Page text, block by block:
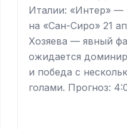
Италии: «Интер» —
на «Сан-Сиро» 21
Хозяева — явный
ожидается
и победа с
голами. Прогноз: